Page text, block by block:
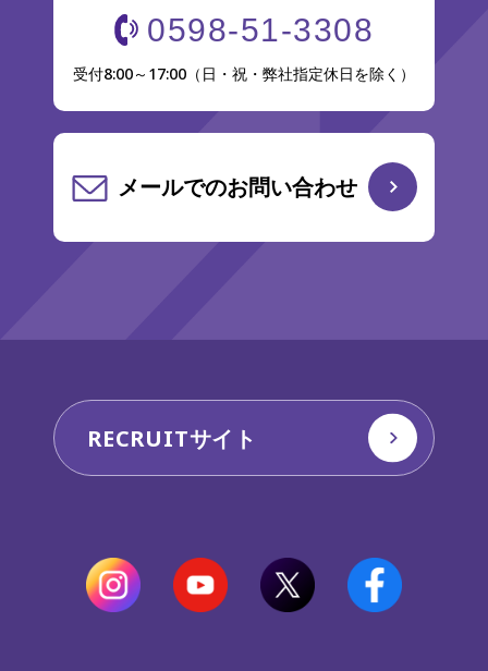
0598-51-3308
受付8:00～17:00（日・祝・弊社指定休日を除く）
メールでのお問い合わせ
RECRUITサイト